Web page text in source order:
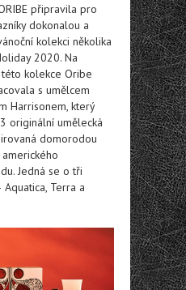
připravila pro
dokonalou a
kolekci několika
2020. Na
kolekce Oribe
s umělcem
Harrisonem, který
originální umělecká
domorodou
Jedná se o tři
Terra a